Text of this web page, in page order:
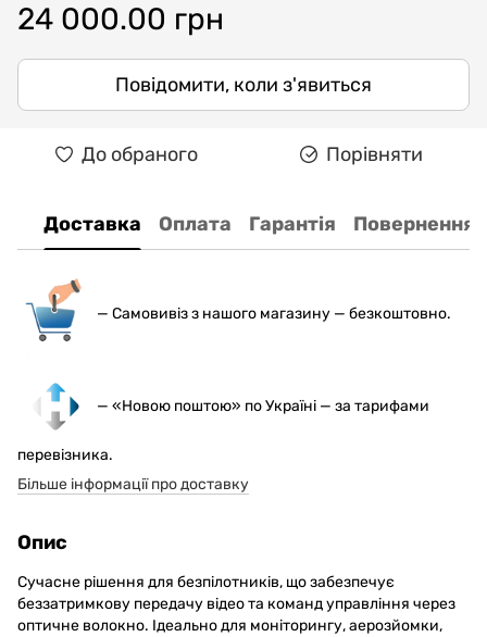
24 000.00 грн
Повідомити, коли з'явиться
До обраного Порівняти
Доставка Оплата Гарантія Повернення
— Самовивіз з нашого магазину — безкоштовно.
— «Новою поштою» по Україні — за тарифами
перевізника.
Більше інформації про доставку
Опис
Сучасне рішення для безпілотників, що забезпечує
беззатримкову передачу відео та команд управління через
оптичне волокно. Ідеально для моніторингу, аерозйомки,